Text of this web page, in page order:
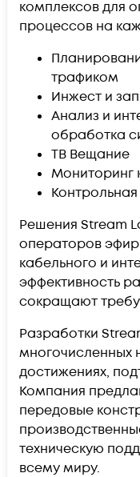
комплексов для
процессов на
трафиком
Инжест и
Анализ и
обработка
ТВ Вещание
Мониторинг
Решения Stream
операторов
кабельного и
эффективность
сокращают
Разработки
многочисленных
достижениях,
Компания
передовые
техническую
всему миру.